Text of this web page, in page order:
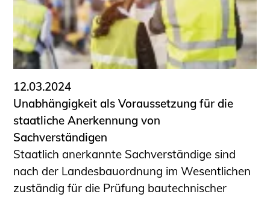
12.03.2024
Unabhängigkeit als Voraussetzung für die
staatliche Anerkennung von
Sachverständigen
Staatlich anerkannte Sachverständige sind
nach der Landesbauordnung im Wesentlichen
zuständig für die Prüfung bautechnischer